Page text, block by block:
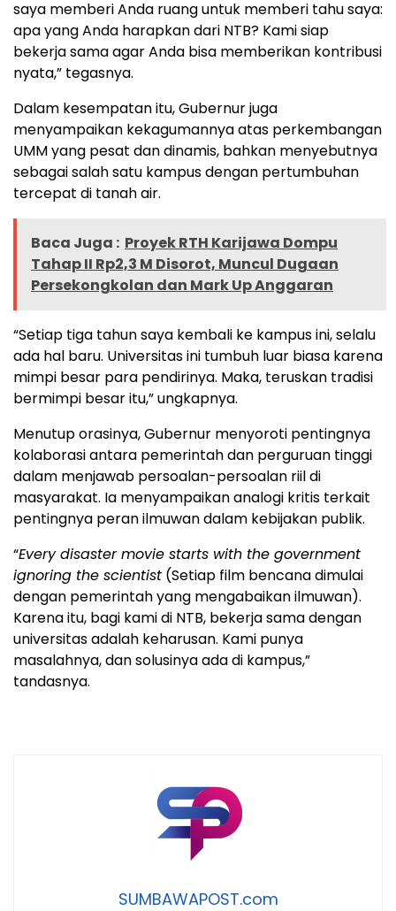
saya memberi Anda ruang untuk memberi tahu saya:
apa yang Anda harapkan dari NTB? Kami siap
bekerja sama agar Anda bisa memberikan kontribusi
nyata,” tegasnya.
Dalam kesempatan itu, Gubernur juga
menyampaikan kekagumannya atas perkembangan
UMM yang pesat dan dinamis, bahkan menyebutnya
sebagai salah satu kampus dengan pertumbuhan
tercepat di tanah air.
Baca Juga : Proyek RTH Karijawa Dompu
Tahap II Rp2,3 M Disorot, Muncul Dugaan
Persekongkolan dan Mark Up Anggaran
“Setiap tiga tahun saya kembali ke kampus ini, selalu
ada hal baru. Universitas ini tumbuh luar biasa karena
mimpi besar para pendirinya. Maka, teruskan tradisi
bermimpi besar itu,” ungkapnya.
Menutup orasinya, Gubernur menyoroti pentingnya
kolaborasi antara pemerintah dan perguruan tinggi
dalam menjawab persoalan-persoalan riil di
masyarakat. Ia menyampaikan analogi kritis terkait
pentingnya peran ilmuwan dalam kebijakan publik.
“Every disaster movie starts with the government
ignoring the scientist (Setiap film bencana dimulai
dengan pemerintah yang mengabaikan ilmuwan).
Karena itu, bagi kami di NTB, bekerja sama dengan
universitas adalah keharusan. Kami punya
masalahnya, dan solusinya ada di kampus,”
tandasnya.
SUMBAWAPOST.com